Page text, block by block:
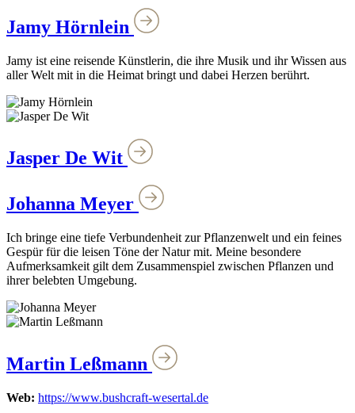
Jamy Hörnlein
Jamy ist eine reisende Künstlerin, die ihre Musik und ihr Wissen aus
aller Welt mit in die Heimat bringt und dabei Herzen berührt.
Jasper De Wit
Johanna Meyer
Ich bringe eine tiefe Verbundenheit zur Pflanzenwelt und ein feines
Gespür für die leisen Töne der Natur mit. Meine besondere
Aufmerksamkeit gilt dem Zusammenspiel zwischen Pflanzen und
ihrer belebten Umgebung.
Martin Leßmann
Web: https://www.bushcraft-wesertal.de